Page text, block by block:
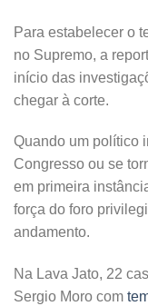
Para estabelecer o
no Supremo, a
início das
chegar à corte.
Quando um político
Congresso ou se
em primeira
força do foro
andamento.
Na Lava Jato, 22
Sergio Moro com